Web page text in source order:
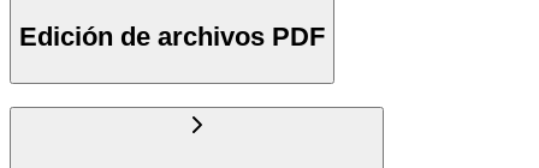
Edición de archivos PDF